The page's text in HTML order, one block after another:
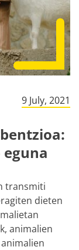
9 July, 2021
transmiti
dieten
animalien